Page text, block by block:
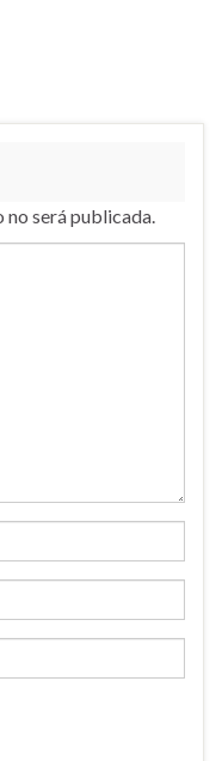
será publicada.